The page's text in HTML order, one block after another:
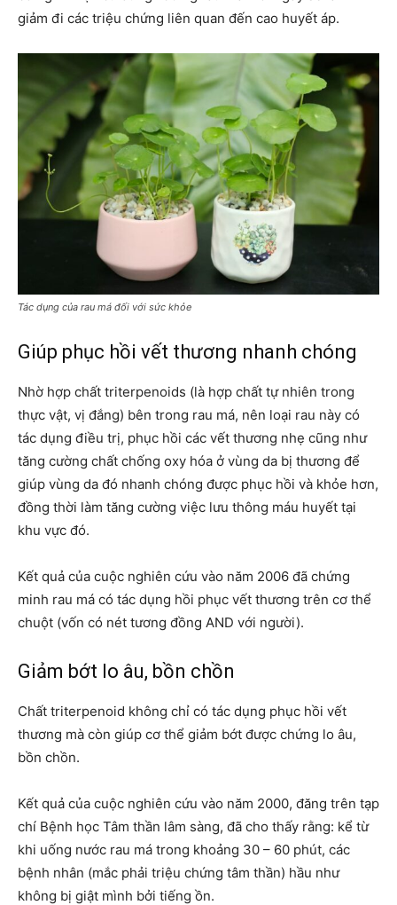
giảm đi các triệu chứng liên quan đến cao huyết áp.
Tác dụng của rau má đối với sức khỏe
Giúp phục hồi vết thương nhanh chóng
Nhờ hợp chất triterpenoids (là hợp chất tự nhiên trong
thực vật, vị đắng) bên trong rau má, nên loại rau này có
tác dụng điều trị, phục hồi các vết thương nhẹ cũng như
tăng cường chất chống oxy hóa ở vùng da bị thương để
giúp vùng da đó nhanh chóng được phục hồi và khỏe hơn,
đồng thời làm tăng cường việc lưu thông máu huyết tại
khu vực đó.
Kết quả của cuộc nghiên cứu vào năm 2006 đã chứng
minh rau má có tác dụng hồi phục vết thương trên cơ thể
chuột (vốn có nét tương đồng AND với người).
Giảm bớt lo âu, bồn chồn
Chất triterpenoid không chỉ có tác dụng phục hồi vết
thương mà còn giúp cơ thể giảm bớt được chứng lo âu,
bồn chồn.
Kết quả của cuộc nghiên cứu vào năm 2000, đăng trên tạp
chí Bệnh học Tâm thần lâm sàng, đã cho thấy rằng: kể từ
khi uống nước rau má trong khoảng 30 – 60 phút, các
bệnh nhân (mắc phải triệu chứng tâm thần) hầu như
không bị giật mình bởi tiếng ồn.